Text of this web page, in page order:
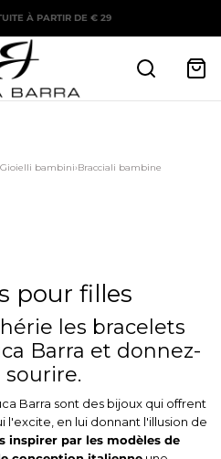
À PARTIR DE € 29
Gioielli bambini›Bracciali bambine
pour filles
les bracelets
Barra et donnez-
sourire.
Barra sont des bijoux qui offrent
l'excite, en lui donnant l'illusion de
inspirer par les modèles de